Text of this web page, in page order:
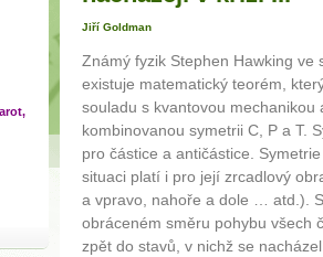
Jiří Goldman
Známý fyzik Stephen Hawking
existuje matematický teorém,
souladu s kvantovou
kombinovanou symetrii C, P a T.
pro částice a antičástice.
situaci platí i pro její zrcadlový
a vpravo, nahoře a dole … atd.).
obráceném směru pohybu všech
zpět do stavů, v nichž se